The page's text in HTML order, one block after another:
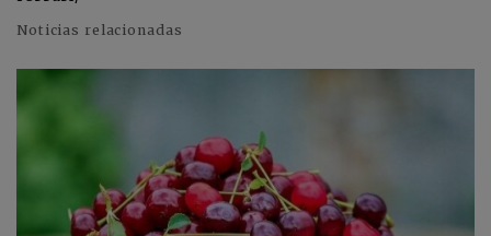
Noticias relacionadas